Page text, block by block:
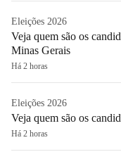
Eleições 2026
Veja quem são os
Minas Gerais
Há 2 horas
Eleições 2026
Veja quem são os
Há 2 horas